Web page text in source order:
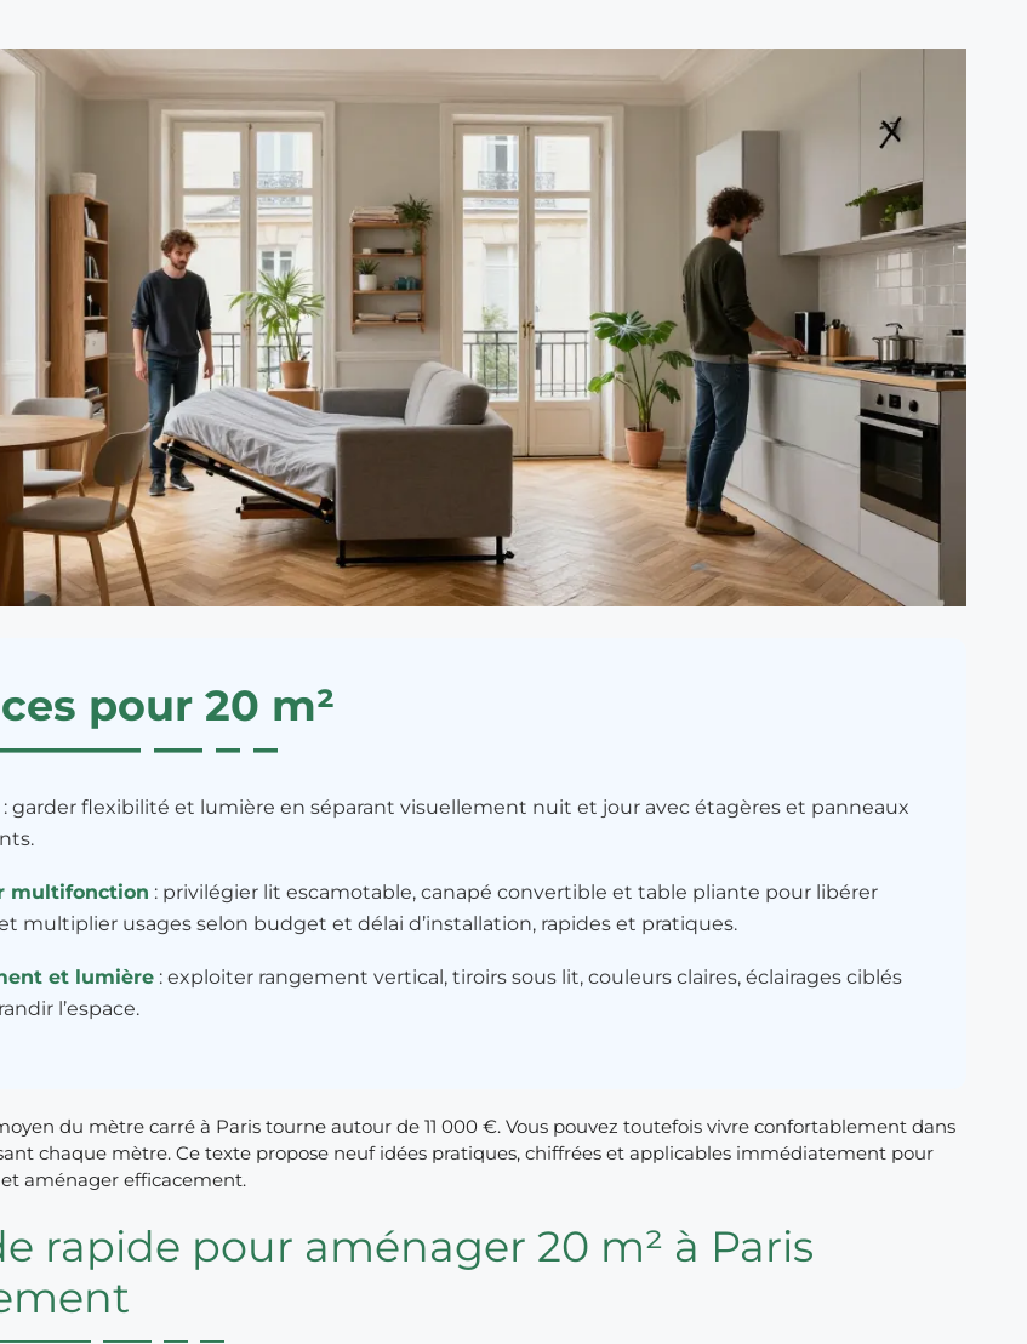
pour 20 m²
: garder flexibilité et lumière en séparant visuellement nuit et jour avec étagères et panneaux
multifonction : privilégier lit escamotable, canapé convertible et table pliante pour libérer
multiplier usages selon budget et délai d’installation, rapides et pratiques.
et lumière : exploiter rangement vertical, tiroirs sous lit, couleurs claires, éclairages ciblés
l’espace.
du mètre carré à Paris tourne autour de 11 000 €. Vous pouvez toutefois vivre confortablement dans
chaque mètre. Ce texte propose neuf idées pratiques, chiffrées et applicables immédiatement pour
aménager efficacement.
rapide pour aménager 20 m² à Paris